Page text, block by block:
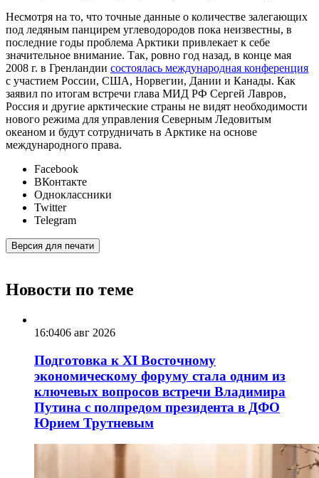
Несмотря на то, что точные данные о количестве залегающих
под ледяным панцирем углеводородов пока неизвестны, в
последние годы проблема Арктики привлекает к себе
значительное внимание. Так, ровно год назад, в конце мая
2008 г. в Гренландии состоялась международная конференция
с участием России, США, Норвегии, Дании и Канады. Как
заявил по итогам встречи глава МИД РФ Сергей Лавров,
Россия и другие арктические страны не видят необходимости
нового режима для управления Северным Ледовитым
океаном и будут сотрудничать в Арктике на основе
международного права.
Facebook
ВКонтакте
Одноклассники
Twitter
Telegram
Версия для печати
Новости по теме
16:0406 авг 2026
Подготовка к XI Восточному
экономическому форуму стала одним из
ключевых вопросов встречи Владимира
Путина с полпредом президента в ДФО
Юрием Трутневым